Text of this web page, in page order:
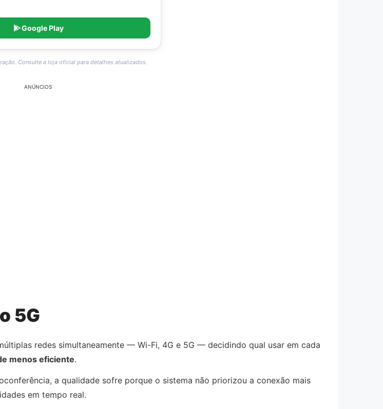
Google Play
Consulte a loja oficial para detalhes atualizados.
ANÚNCIOS
5G
redes simultaneamente — Wi-Fi, 4G e 5G — decidindo qual usar em cada
menos eficiente.
a qualidade sofre porque o sistema não priorizou a conexão mais
em tempo real.